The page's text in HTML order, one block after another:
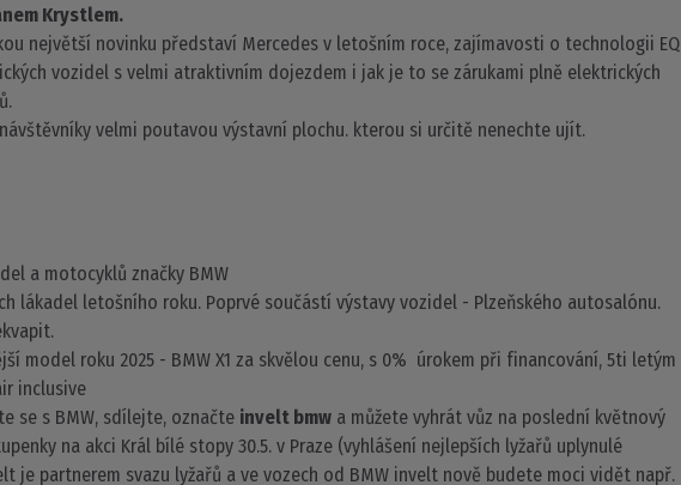
Krystlem.
největší novinku představí Mercedes v letošním roce, zajímavosti o technologii EQ
vozidel s velmi atraktivním dojezdem i jak je to se zárukami plně elektrických
velmi poutavou výstavní plochu. kterou si určitě nenechte ujít.
a motocyklů značky BMW
lákadel letošního roku. Poprvé součástí výstavy vozidel - Plzeňského autosalónu.
model roku 2025 - BMW X1 za skvělou cenu, s 0% úrokem při financování, 5ti letým
inclusive
se s BMW, sdílejte, označte invelt bmw a můžete vyhrát vůz na poslední květnový
na akci Král bílé stopy 30.5. v Praze (vyhlášení nejlepších lyžařů uplynulé
je partnerem svazu lyžařů a ve vozech od BMW invelt nově budete moci vidět např.